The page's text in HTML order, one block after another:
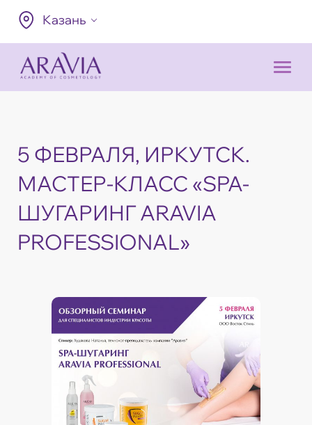
Казань
5 ФЕВРАЛЯ, ИРКУТСК.
МАСТЕР-КЛАСС «SPA-
ШУГАРИНГ ARAVIA
PROFESSIONAL»